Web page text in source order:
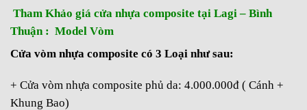
Tham Khảo giá cửa nhựa composite tại Lagi – Bình
Thuận : Model Vòm
Cửa vòm nhựa composite có 3 Loại như sau:
+ Cửa vòm nhựa composite phủ da: 4.000.000đ ( Cánh +
Khung Bao)